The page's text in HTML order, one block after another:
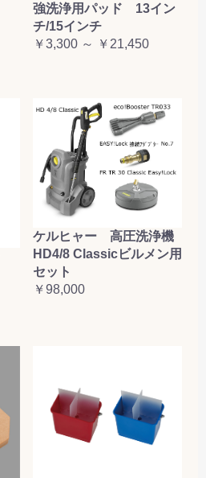
強洗浄用パッド 13イン
チ/15インチ
￥3,300 ～ ￥21,450
ケルヒャー 高圧洗浄機
HD4/8 Classicビルメン用
セット
￥98,000